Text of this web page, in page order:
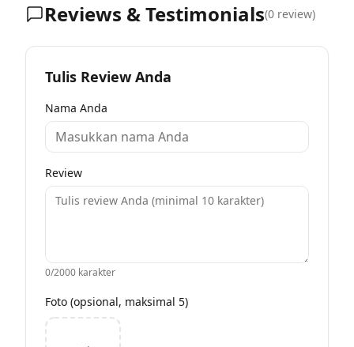
Reviews & Testimonials(0 review)
Tulis Review Anda
Nama Anda
Review
0/2000 karakter
Foto (opsional, maksimal 5)